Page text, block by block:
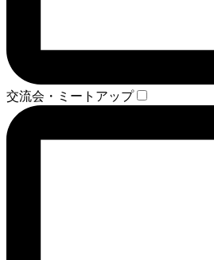
交流会・ミートアップ